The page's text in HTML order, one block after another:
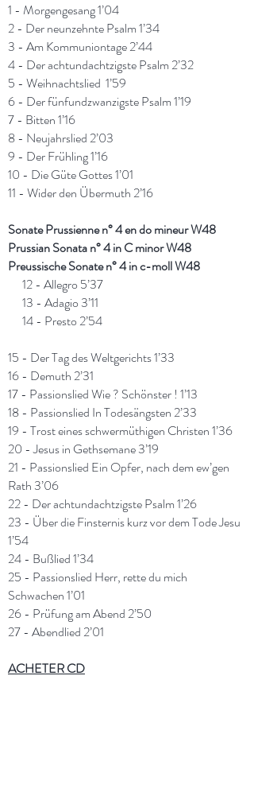
1 - Morgengesang 1’04
2 - Der neunzehnte Psalm 1’34
3 - Am Kommuniontage 2’44
4 - Der achtundachtzigste Psalm 2’32
5 - Weihnachtslied 1’59
6 - Der fünfundzwanzigste Psalm 1’19
7 - Bitten 1’16
8 - Neujahrslied 2’03
9 - Der Frühling 1’16
10 - Die Güte Gottes 1’01
11 - Wider den Übermuth 2’16
Sonate Prussienne n° 4 en do mineur W48
Prussian Sonata n° 4 in C minor W48
Preussische Sonate n° 4 in c-moll W48
12 - Allegro 5’37
13 - Adagio 3’11
14 - Presto 2’54
15 - Der Tag des Weltgerichts 1’33
16 - Demuth 2’31
17 - Passionslied Wie ? Schönster ! 1’13
18 - Passionslied In Todesängsten 2’33
19 - Trost eines schwermüthigen Christen 1’36
20 - Jesus in Gethsemane 3’19
21 - Passionslied Ein Opfer, nach dem ew’gen
Rath 3’06
22 - Der achtundachtzigste Psalm 1’26
23 - Über die Finsternis kurz vor dem Tode Jesu
1’54
24 - Bußlied 1’34
25 - Passionslied Herr, rette du mich
Schwachen 1’01
26 - Prüfung am Abend 2’50
27 - Abendlied 2’01
ACHETERCD